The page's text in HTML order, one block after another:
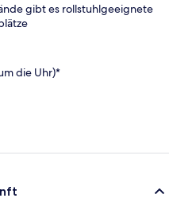
gibt es rollstuhlgeeignete
die Uhr)*